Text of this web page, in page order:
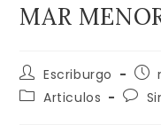
MAR
Autor
de
la
Escriburgo
de
la
Categoría
Articulos